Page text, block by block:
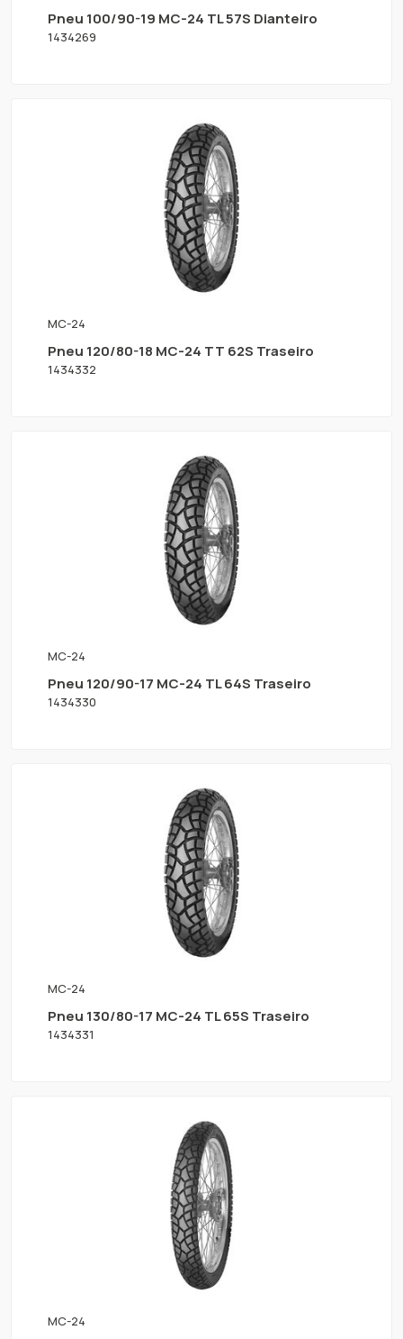
Pneu 100/90-19 MC-24 TL 57S Dianteiro
1434269
MC-24
Pneu 120/80-18 MC-24 TT 62S Traseiro
1434332
MC-24
Pneu 120/90-17 MC-24 TL 64S Traseiro
1434330
MC-24
Pneu 130/80-17 MC-24 TL 65S Traseiro
1434331
MC-24